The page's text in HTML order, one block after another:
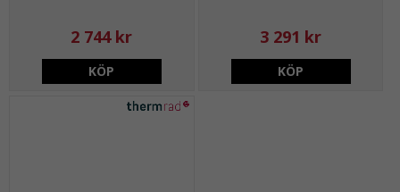
2 744 kr
KÖP
3 291 kr
KÖP